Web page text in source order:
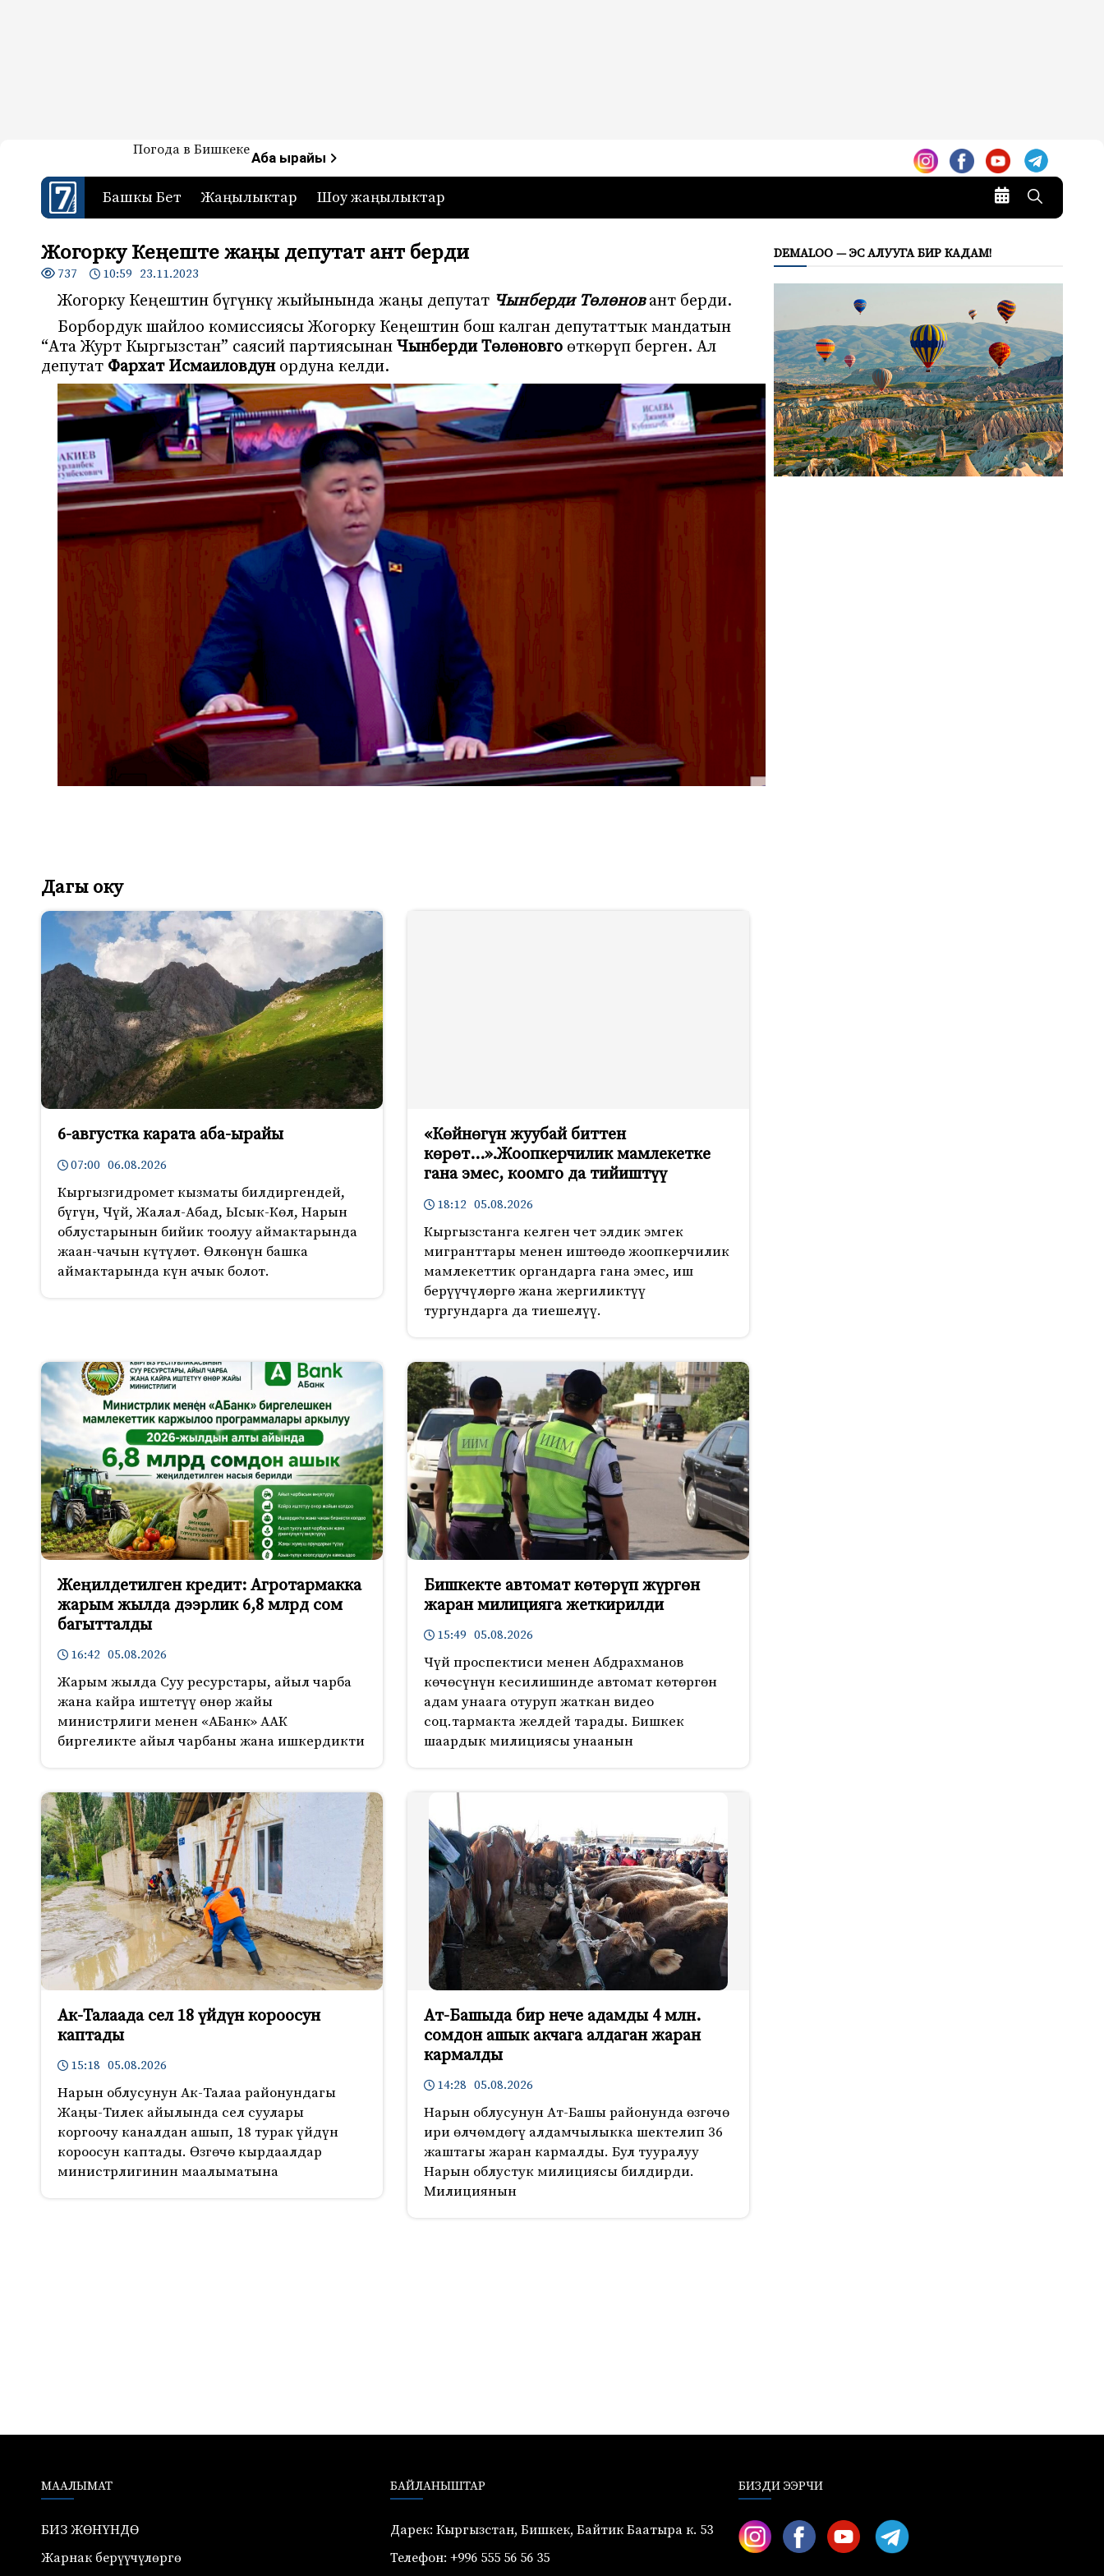
7-канал. Жаңылыктар — Кыргызстан
Жаңылыктар — Кыргызстан
Погода в БишкекеАба ырайы
Башкы Бет Жаңылыктар Шоу жаңылыктар
Жогорку Кеңеште жаңы депутат ант берди
737 10:59 23.11.2023
Жогорку Кеңештин бүгүнкү жыйынында жаңы депутат Чынберди Төлөновант берди.
Борбордук шайлоо комиссиясы Жогорку Кеңештин бош калган депутаттык мандатын
“Ата Журт Кыргызстан” саясий партиясынан Чынберди Төлөновго өткөрүп берген. Ал
депутат Фархат Исмаиловдунордуна келди.
Дагы оку
6-августка карата аба-ырайы
07:00 06.08.2026
Кыргызгидромет кызматы билдиргендей,
бүгүн, Чүй, Жалал-Абад, Ысык-Көл, Нарын
облустарынын бийик тоолуу аймактарында
жаан-чачын күтүлөт. Өлкөнүн башка
аймактарында күн ачык болот.
«Көйнөгүн жуубай биттен
көрөт…».Жоопкерчилик мамлекетке
гана эмес, коомго да тийиштүү
18:12 05.08.2026
Кыргызстанга келген чет элдик эмгек
мигранттары менен иштөөдө жоопкерчилик
мамлекеттик органдарга гана эмес, иш
берүүчүлөргө жана жергиликтүү
тургундарга да тиешелүү.
Жеңилдетилген кредит: Агротармакка
жарым жылда дээрлик 6,8 млрд сом
багытталды
16:42 05.08.2026
Жарым жылда Суу ресурстары, айыл чарба
жана кайра иштетүү өнөр жайы
министрлиги менен «АБанк» ААК
биргеликте айыл чарбаны жана ишкердикти
Бишкекте автомат көтөрүп жүргөн
жаран милицияга жеткирилди
15:49 05.08.2026
Чүй проспектиси менен Абдрахманов
көчөсүнүн кесилишинде автомат көтөргөн
адам унаага отуруп жаткан видео
соц.тармакта желдей тарады. Бишкек
шаардык милициясы унаанын
Ак-Талаада сел 18 үйдүн короосун
каптады
15:18 05.08.2026
Нарын облусунун Ак-Талаа районундагы
Жаңы-Тилек айылында сел суулары
коргоочу каналдан ашып, 18 турак үйдүн
короосун каптады. Өзгөчө кырдаалдар
министрлигинин маалыматына
Ат-Башыда бир нече адамды 4 млн.
сомдон ашык акчага алдаган жаран
кармалды
14:28 05.08.2026
Нарын облусунун Ат-Башы районунда өзгөчө
ири өлчөмдөгү алдамчылыкка шектелип 36
жаштагы жаран кармалды. Бул тууралуу
Нарын облустук милициясы билдирди.
Милициянын
DEMALOO — ЭС АЛУУГА БИР КАДАМ!
МААЛЫМАТ
БИЗ ЖӨНҮНДӨ
Жарнак берүүчүлөргө
БАЙЛАНЫШТАР
Дарек: Кыргызстан, Бишкек, Байтик Баатыра к. 53
Телефон: +996 555 56 56 35
БИЗДИ ЭЭРЧИ